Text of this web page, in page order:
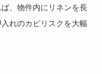
、物件内にリネンを長
れのカビリスクを大幅